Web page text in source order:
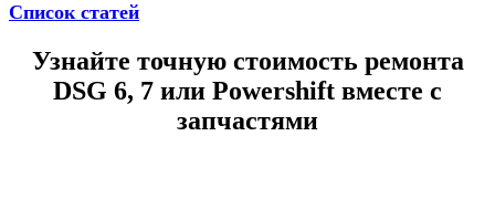
Список статей
Узнайте точную стоимость ремонта
DSG 6, 7 или Powershift вместе с
запчастями